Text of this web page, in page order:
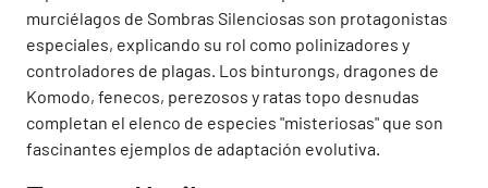
murciélagos de Sombras Silenciosas son protagonistas
especiales, explicando su rol como polinizadores y
controladores de plagas. Los binturongs, dragones de
Komodo, fenecos, perezosos y ratas topo desnudas
completan el elenco de especies "misteriosas" que son
fascinantes ejemplos de adaptación evolutiva.